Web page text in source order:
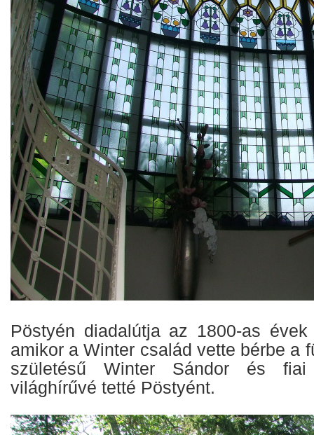
Pöstyén diadalútja az 1800-as
amikor a Winter család vette bérbe a
születésű Winter Sándor és
világhírűvé tetté Pöstyént.